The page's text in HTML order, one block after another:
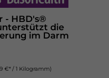
- HBD's®
die
im Darm
€* / 1 Kilogramm)